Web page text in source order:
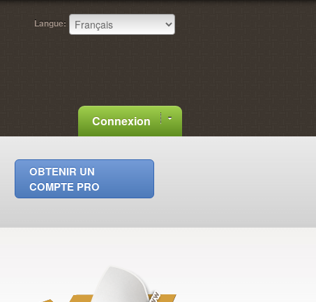
Langue:
Connexion
OBTENIR UN
COMPTE PRO